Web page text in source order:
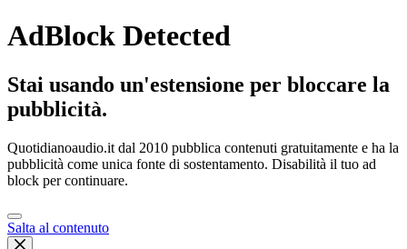
AdBlock Detected
Stai usando un'estensione per bloccare la
pubblicità.
Quotidianoaudio.it dal 2010 pubblica contenuti gratuitamente e ha la
pubblicità come unica fonte di sostentamento. Disabilità il tuo ad
block per continuare.
Salta al contenuto